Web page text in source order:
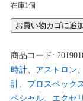
格
¥22,370
で
し
た。
価
は
で
す。
在庫1個
Nixon
デ
ィ
ー
ス
お買い物カゴに追
商品コード:
時計、アストロン
計、プロスペック
ペシャル、エクセ